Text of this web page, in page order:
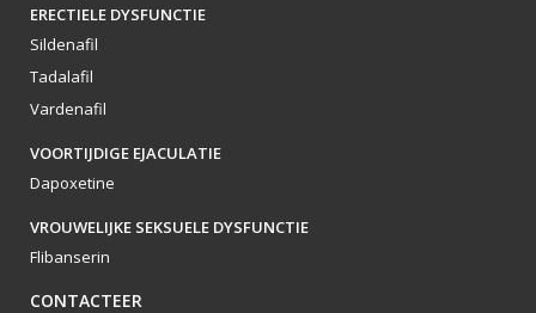
ERECTIELE DYSFUNCTIE
Sildenafil
Tadalafil
Vardenafil
VOORTIJDIGE EJACULATIE
Dapoxetine
VROUWELIJKE SEKSUELE DYSFUNCTIE
Flibanserin
CONTACTEER